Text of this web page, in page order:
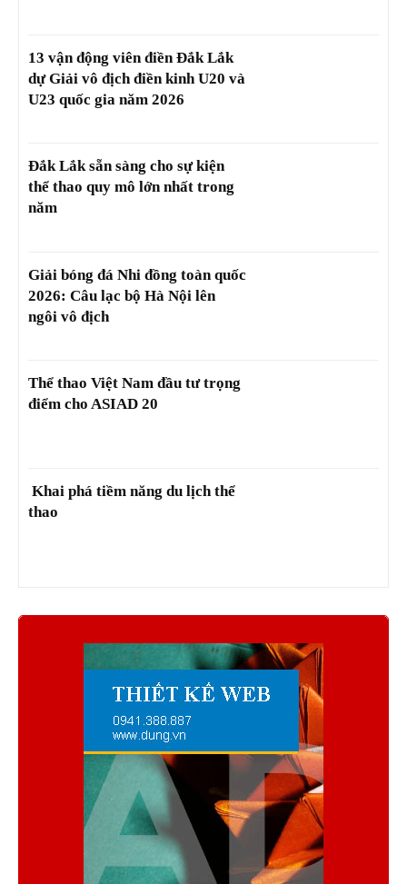
13 vận động viên điền Đắk Lắk
dự Giải vô địch điền kinh U20 và
U23 quốc gia năm 2026
Đắk Lắk sẵn sàng cho sự kiện
thể thao quy mô lớn nhất trong
năm
Giải bóng đá Nhi đồng toàn quốc
2026: Câu lạc bộ Hà Nội lên
ngôi vô địch
Thể thao Việt Nam đầu tư trọng
điểm cho ASIAD 20
Khai phá tiềm năng du lịch thể
thao